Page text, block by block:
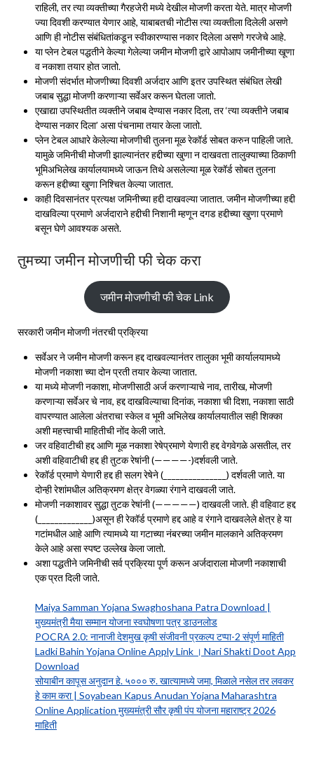
राहिली, तर त्या व्यक्तीच्या गैरहजेरी मध्ये देखील मोजणी करता येते. मात्र मोजणी
ज्या दिवशी करण्यात येणार आहे, याबाबतची नोटीस त्या व्यक्तीला दिलेली असणे
आणि ही नोटीस संबंधितांकडून स्वीकारण्यास नकार दिलेला असणे गरजेचे आहे.
या प्लेन टेबल पद्धतीने केल्या गेलेल्या जमीन मोजणी द्वारे आपोआप जमीनीच्या खूणा
व नकाशा तयार होत जातो.
मोजणी संदर्भात मोजणीच्या दिवशी अर्जदार आणि इतर उपस्थित संबंधित लेखी
जबाब सुद्धा मोजणी करणाऱ्या सर्वेअर करून घेतला जातो.
एखाद्या उपस्थितीत व्यक्तीने जबाब देण्यास नकार दिला, तर ‘त्या व्यक्तीने जबाब
देण्यास नकार दिला’ असा पंचनामा तयार केला जातो.
प्लेन टेबल आधारे केलेल्या मोजणीची तुलना मूळ रेकॉर्ड सोबत करुन पाहिली जाते.
यामुळे जमिनीची मोजणी झाल्यानंतर हद्दीच्या खुणा न दाखवता तालुक्याच्या ठिकाणी
भूमिअभिलेख कार्यालयामध्ये जाऊन तिथे असलेल्या मूळ रेकॉर्ड सोबत तुलना
करून हद्दीच्या खुणा निश्चित केल्या जातात.
काही दिवसानंतर प्रत्यक्ष जमिनीच्या हद्दी दाखवल्या जातात. जमीन मोजणीच्या हद्दी
दाखविल्या प्रमाणे अर्जदाराने हद्दीची निशानी म्हणून दगड हद्दीच्या खुणा प्रमाणे
बसून घेणे आवश्यक असते.
तुमच्या जमीन मोजणीची फी चेक करा
जमीन मोजणीची फी चेक Link
सरकारी जमीन मोजणी नंतरची प्रक्रिया
सर्वेअर ने जमीन मोजणी करून हद्द दाखवल्यानंतर तालुका भूमी कार्यालयामध्ये
मोजणी नकाशा च्या दोन प्रती तयार केल्या जातात.
या मध्ये मोजणी नकाशा, मोजणीसाठी अर्ज करणाऱ्याचे नाव, तारीख, मोजणी
करणाऱ्या सर्वेअर चे नाव, हद्द दाखविल्याचा दिनांक, नकाशा ची दिशा, नकाशा साठी
वापरण्यात आलेला अंतराचा स्केल व भूमी अभिलेख कार्यालयातील सही शिक्का
अशी महत्त्वाची माहितीची नोंद केली जाते.
जर वहिवाटीची हद्द आणि मूळ नकाशा रेषेप्रमाणे येणारी हद्द वेगवेगळे असतील, तर
अशी वहिवाटीची हद्द ही तुटक रेषांनी (————-)दर्शवली जाते.
रेकॉर्ड प्रमाणे येणारी हद्द ही सलग रेषेने (_______________) दर्शवली जाते. या
दोन्ही रेशांमधील अतिक्रमण क्षेत्र वेगळ्या रंगाने दाखवली जाते.
मोजणी नकाशावर सुद्धा तुटक रेषांनी (—————) दाखवली जाते. ही वहिवाट हद्द
(_____________)असून ही रेकॉर्ड प्रमाणे हद्द आहे व रंगाने दाखवलेले क्षेत्र हे या
गटांमधील आहे आणि त्यामध्ये या गटाच्या नंबरच्या जमीन मालकाने अतिक्रमण
केले आहे असा स्पष्ट उल्लेख केला जातो.
अशा पद्धतीने जमिनीची सर्व प्रक्रिया पूर्ण करून अर्जदाराला मोजणी नकाशाची
एक प्रत दिली जाते.
Maiya Samman Yojana Swaghoshana Patra Download |
मुख्यमंत्री मैया सम्मान योजना स्वघोषणा पत्र डाउनलोड
POCRA 2.0: नानाजी देशमुख कृषी संजीवनी प्रकल्प टप्पा-2 संपूर्ण माहिती
Ladki Bahin Yojana Online Apply Link । Nari Shakti Doot App
Download
सोयाबीन कापूस अनुदान हे. ५००० रु. खात्यामध्ये जमा, मिळाले नसेल तर लवकर
हे काम करा | Soyabean Kapus Anudan Yojana Maharashtra
Online Application मुख्यमंत्री सौर कृषी पंप योजना महाराष्ट्र 2026
माहिती